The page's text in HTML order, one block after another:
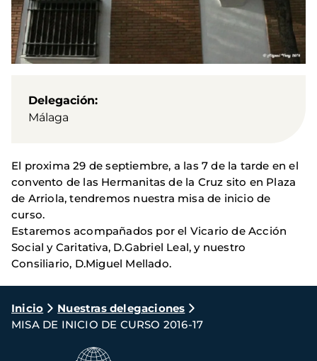
Delegación
Málaga
El proxima 29 de septiembre, a las 7 de la tarde en el
convento de las Hermanitas de la Cruz sito en Plaza
de Arriola, tendremos nuestra misa de inicio de
curso.
Estaremos acompañados por el Vicario de Acción
Social y Caritativa, D.Gabriel Leal, y nuestro
Consiliario, D.Miguel Mellado.
Ruta
de
navegación
Inicio
Nuestras delegaciones
MISA DE INICIO DE CURSO 2016-17